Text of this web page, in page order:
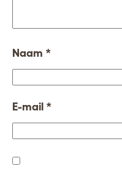
Naam *
E-mail *